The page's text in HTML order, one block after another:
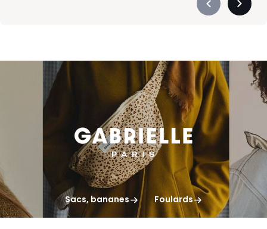
Précédent
Sacs, bananes Foulards